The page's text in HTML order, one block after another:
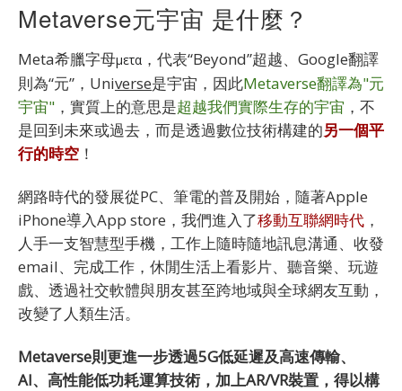
Metaverse元宇宙 是什麼？
Meta希臘字母μετα ，代表“Beyond”超越、Google翻譯
則為“元”，Universe是宇宙，因此Metaverse翻譯為"元
宇宙" ，實質上的意思是超越我們實際生存的宇宙 ，不
是回到未來或過去，而是透過數位技術構建的另一個平
行的時空 ！
網路時代的發展從PC、筆電的普及開始，隨著Apple
iPhone導入App store，我們進入了移動互聯網時代 ，
人手一支智慧型手機，工作上隨時隨地訊息溝通、收發
email、完成工作，休閒生活上看影片、聽音樂、玩遊
戲、透過社交軟體與朋友甚至跨地域與全球網友互動，
改變了人類生活。
Metaverse則更進一步透過5G低延遲及高速傳輸、
AI、高性能低功耗運算技術，加上AR/VR裝置，得以構